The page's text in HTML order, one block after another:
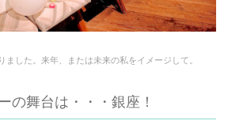
ました。来年、または未来の私をイメージして。
の舞台は・・・銀座！